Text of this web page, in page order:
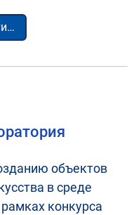
объектов
в среде
конкурса